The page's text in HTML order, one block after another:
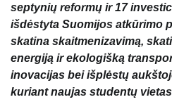
septynių reformų ir 17
išdėstyta Suomijos atkūrimo
skatina skaitmenizavimą,
energiją ir ekologišką
inovacijas bei išplėstų
kuriant naujas studentų